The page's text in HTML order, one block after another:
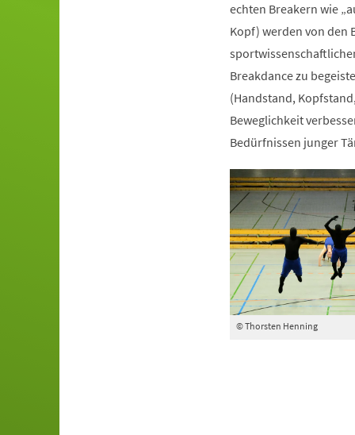
echten Breakern wie
Kopf) werden von den
Breakdance zu
(Handstand,
Beweglichkeit
Bedürfnissen junger
© Thorsten Henning